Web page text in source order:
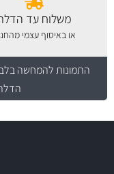
משלוח עד
או באיסוף עצמי
התמונות להמחשה